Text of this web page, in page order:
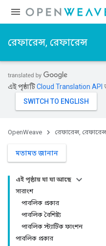
রেফারেন্স, রেফারেন্স
এই পৃষ্ঠাটিCloud Translation API
OpenWeave রেফারেন্স, রেফারেন্স
মতামত জানান
এই পৃষ্ঠায় যা যা আছে
সারাংশ
পাবলিক প্রকার
পাবলিক বৈশিষ্ট্য
পাবলিক স্ট্যাটিক ফাংশন
পাবলিক প্রকার